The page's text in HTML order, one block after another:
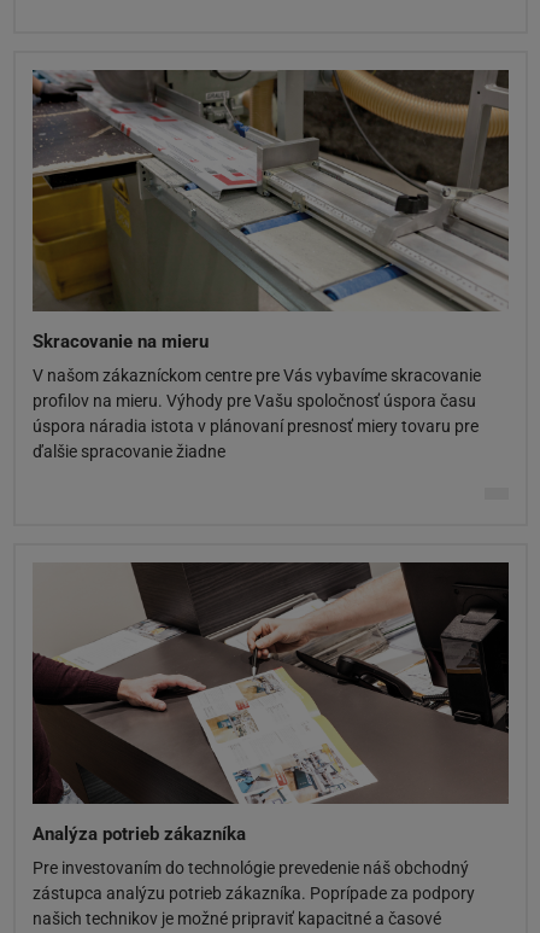
Skracovanie na mieru
V našom zákazníckom centre pre Vás vybavíme skracovanie
profilov na mieru. Výhody pre Vašu spoločnosť úspora času
úspora náradia istota v plánovaní presnosť miery tovaru pre
ďalšie spracovanie žiadne
Analýza potrieb zákazníka
Pre investovaním do technológie prevedenie náš obchodný
zástupca analýzu potrieb zákazníka. Poprípade za podpory
našich technikov je možné pripraviť kapacitné a časové